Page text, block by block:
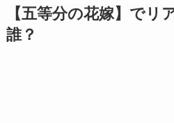
【五等分の花嫁】でリ
誰？